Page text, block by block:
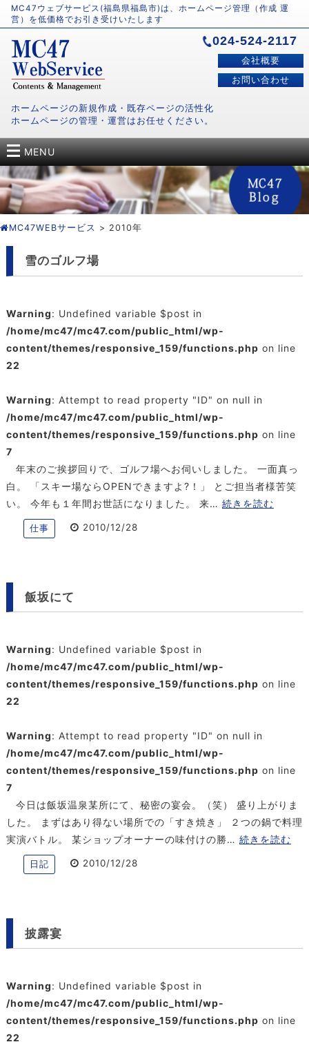
MC47ウェブサービス(福島県福島市)は、ホームページ管理（作成 運
営）を低価格でお引き受けいたします
ホームページの新規作成・既存ページの活性化
ホームページの管理・運営はお任せください。
024-524-2117
会社概要
お問い合わせ
MENU
MC47WEBサービス > 2010年
雪のゴルフ場
Warning: Undefined variable $post in
/home/mc47/mc47.com/public_html/wp-
content/themes/responsive_159/functions.php on line
22
Warning: Attempt to read property "ID" on null in
/home/mc47/mc47.com/public_html/wp-
content/themes/responsive_159/functions.php on line
7
年末のご挨拶回りで、ゴルフ場へお伺いしました。 一面真っ
白。 「スキー場ならOPENできますよ?！」 とご担当者様苦笑
い。 今年も１年間お世話になりました。 来… 続きを読む
仕事 2010/12/28
飯坂にて
Warning: Undefined variable $post in
/home/mc47/mc47.com/public_html/wp-
content/themes/responsive_159/functions.php on line
22
Warning: Attempt to read property "ID" on null in
/home/mc47/mc47.com/public_html/wp-
content/themes/responsive_159/functions.php on line
7
今日は飯坂温泉某所にて、秘密の宴会。（笑） 盛り上がりま
した。 まずはあり得ない場所での「すき焼き」 ２つの鍋で料理
実演バトル。 某ショップオーナーの味付けの勝… 続きを読む
日記 2010/12/28
披露宴
Warning: Undefined variable $post in
/home/mc47/mc47.com/public_html/wp-
content/themes/responsive_159/functions.php on line
22